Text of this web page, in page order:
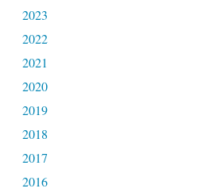
2023
2022
2021
2020
2019
2018
2017
2016